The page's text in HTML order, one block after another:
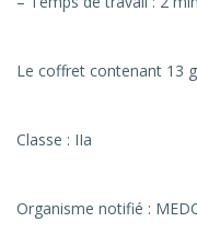
Le coffret contenant 13
Classe : IIa
Organisme notifié :